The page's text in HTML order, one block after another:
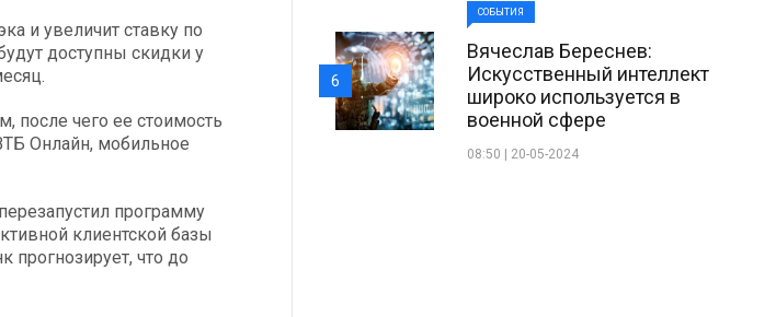
и увеличит ставку по
доступны скидки у
после чего ее стоимость
Онлайн, мобильное
программу
клиентской базы
что до
СОБЫТИЯ
Вячеслав Береснев:
Искусственный интеллект
широко используется в
военной сфере
08:50 | 20-05-2024
6